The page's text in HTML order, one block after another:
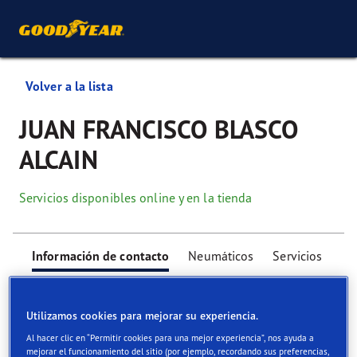
Volver a la lista
JUAN FRANCISCO BLASCO
ALCAIN
Servicios disponibles online y en la tienda
Información de contacto Neumáticos Servicios
Utilizamos cookies para mejorar su experiencia.
Al hacer clic en “Permitir cookies para una mejor experiencia”, nos ayuda a
mejorar el funcionamiento del sitio (por ejemplo, recordando sus preferencias,